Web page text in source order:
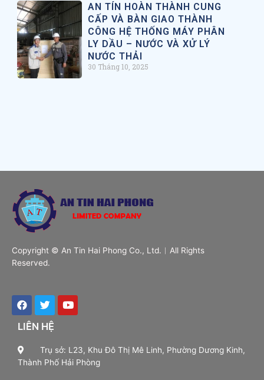
AN TÍN HOÀN THÀNH CUNG
CẤP VÀ BÀN GIAO THÀNH
CÔNG HỆ THỐNG MÁY PHÂN
LY DẦU – NƯỚC VÀ XỬ LÝ
NƯỚC THẢI
30 Tháng 10, 2025
Copyright © An Tin Hai Phong Co., Ltd.︱All Rights
Reserved.
LIÊN HỆ
Trụ sở: L23, Khu Đô Thị Mê Linh, Phường Dương Kinh,
Thành Phố Hải Phòng